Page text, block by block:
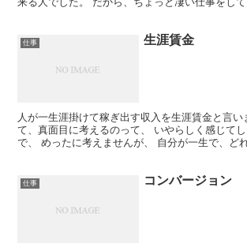
仕事 生涯賃金
人が一生涯掛けて稼ぎ出す収入を生涯賃金と言
て、真面目に考えるのって、 いやらしく感じて
で、 めったに考えませんが、 自分が一生で、ど
仕事 コンバージョン